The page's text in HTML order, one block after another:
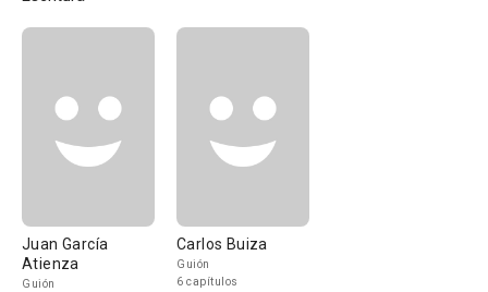
Juan García
Atienza
Guión
Carlos Buiza
Guión
6 capítulos